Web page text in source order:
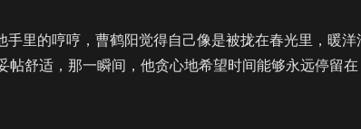
里的哼哼，曹鹤阳觉得自己像是被拢在春光里，暖洋
帖舒适，那一瞬间，他贪心地希望时间能够永远停留在